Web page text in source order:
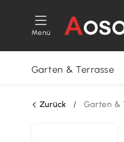
Menü
Garten & Terrasse
Zurück / Garten &